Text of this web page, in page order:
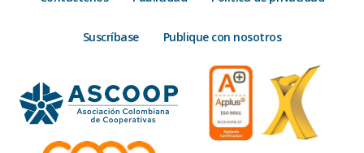
Suscríbase Publique con nosotros